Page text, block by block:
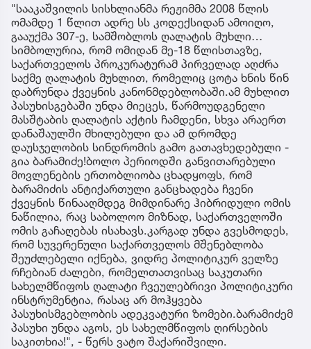
"სააკაშვილის სისხლიანმა რეჟიმმა 2008 წლის
ომამდე 1 წლით ადრე სს კოდექსიდან ამოიღო,
გააუქმა 307-ე, სამშობლოს ღალატის მუხლი…
სიმბოლურია, რომ ომიდან მე-18 წლისთავზე,
საქართველოს პროკურატურამ პირველად აღძრა
საქმე ღალატის მუხლით, რომელიც ცოტა ხნის წინ
დაბრუნდა ქვეყნის კანონმდებლობაში.ამ მუხლით
პასუხისგებაში უნდა მიეცეს, წარმოუდგენელი
მასშტაბის ღალატის აქტის ჩამდენი, სხვა არაერთ
დანაშაულში მხილებული და ამ დრომდე
დაუსჯელობის სინდრომის გამო გათავხედებული -
გია ბარამიძე!ბოლო პერიოდში განვითარებული
მოვლენების ერთობლიობა ცხადყოფს, რომ
ბარამიძის ანტიქართული განცხადება ჩვენი
ქვეყნის წინააღმდეგ მიმდინარე ჰიბრიდული ომის
ნაწილია, რაც საბოლოო მიზნად, საქართველოში
ომის გაჩაღებას ისახავს.კარგად უნდა გვესმოდეს,
რომ სუვერენული საქართველოს მშენებლობა
შეუძლებელი იქნება, ვიდრე პოლიტიკურ ველზე
რჩებიან ძალები, რომელთათვისაც საკუთარი
სახელმწიფოს ღალატი ჩვეულებრივი პოლიტიკური
ინსტრუმენტია, რასაც არ მოჰყვება
პასუხისმგებლობის ადეკვატური ზომები.ბარამიძემ
პასუხი უნდა აგოს, ეს სახელმწიფოს ღირსების
საკითხია!", - წერს ვატო შაქარიშვილი.